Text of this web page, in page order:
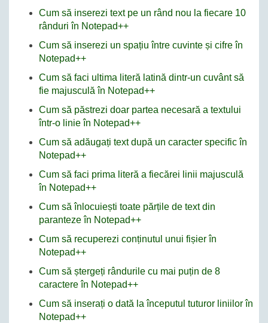
Cum să inserezi text pe un rând nou la fiecare 10
rânduri în Notepad++
Cum să inserezi un spațiu între cuvinte și cifre în
Notepad++
Cum să faci ultima literă latină dintr-un cuvânt să
fie majusculă în Notepad++
Cum să păstrezi doar partea necesară a textului
într-o linie în Notepad++
Cum să adăugați text după un caracter specific în
Notepad++
Cum să faci prima literă a fiecărei linii majusculă
în Notepad++
Cum să înlocuiești toate părțile de text din
paranteze în Notepad++
Cum să recuperezi conținutul unui fișier în
Notepad++
Cum să ștergeți rândurile cu mai puțin de 8
caractere în Notepad++
Cum să inserați o dată la începutul tuturor liniilor în
Notepad++